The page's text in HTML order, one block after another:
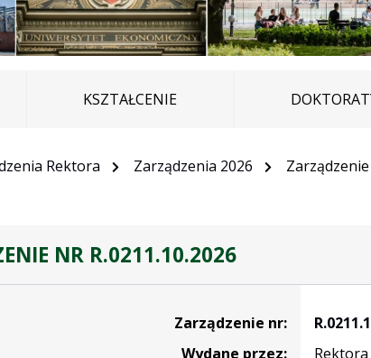
KSZTAŁCENIE
Rektora Zarządzenia 2026
NR R.0211.10.2026
Zarządzenie nr:
Wydane przez:
Rektora